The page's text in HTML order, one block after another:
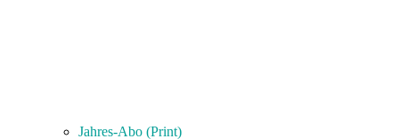
Jahres-Abo (Print)